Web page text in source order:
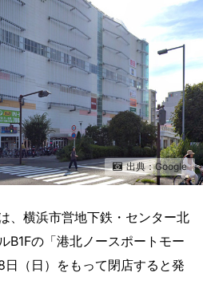
出典：Google
、横浜市営地下鉄・センター北
B1Fの「港北ノースポートモー
（日）をもって閉店すると発